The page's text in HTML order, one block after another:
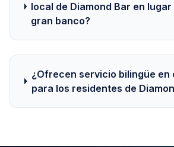
local de Diamond Bar en lugar
gran banco?
¿Ofrecen servicio bilingüe en
para los residentes de